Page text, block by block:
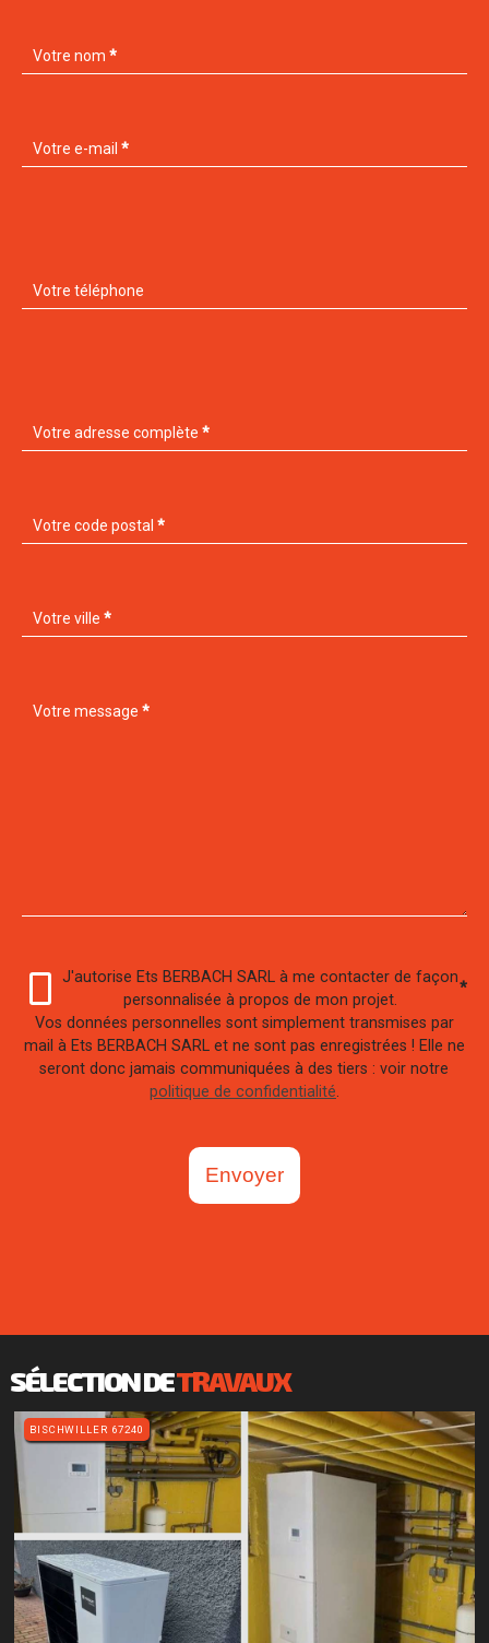
Votre nom *
Votre e-mail *
Votre téléphone
Votre adresse complète *
Votre code postal *
Votre ville *
Votre message *
J'autorise Ets BERBACH SARL à me contacter de façon
personnalisée à propos de mon projet.
*
Vos données personnelles sont simplement transmises par
mail à Ets BERBACH SARL et ne sont pas enregistrées ! Elle ne
seront donc jamais communiquées à des tiers : voir notre
politique de confidentialité.
Envoyer
SÉLECTION DETRAVAUX
BISCHWILLER 67240